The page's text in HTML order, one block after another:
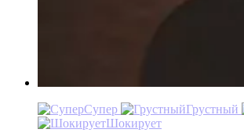
Супер Грустный
Шокирует